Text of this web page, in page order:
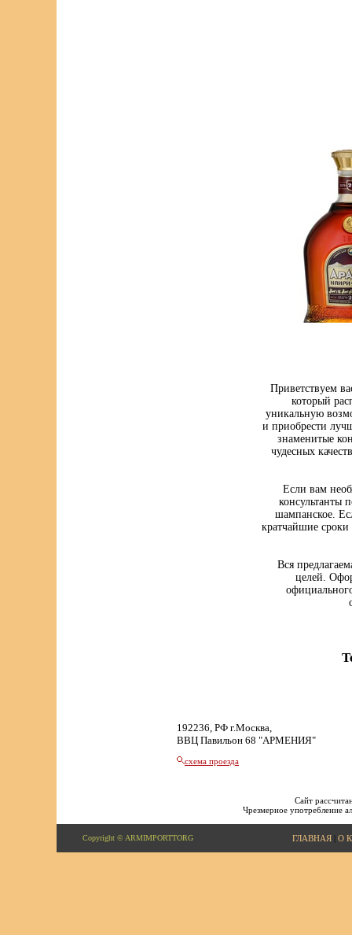
Приветствуем
который
уникальную
и приобрести
знаменитые
чудесных
Если вам
консультанты
шампанское.
кратчайшие
Вся
целей.
192236, РФ г.Москва,
ВВЦ Павильон 68 "АРМЕНИЯ"
схема проезда
Сайт
Чрезмерное употребление
Copyright © ARMIMPORTTORG ГЛАВНАЯ| О